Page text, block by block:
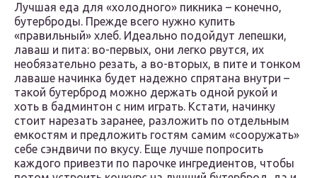
Лучшая еда для «холодного» пикника – конечно,
бутерброды. Прежде всего нужно купить
«правильный» хлеб. Идеально подойдут лепешки,
лаваш и пита: во-первых, они легко рвутся, их
необязательно резать, а во-вторых, в пите и тонком
лаваше начинка будет надежно спрятана внутри –
такой бутерброд можно держать одной рукой и
хоть в бадминтон с ним играть. Кстати, начинку
стоит нарезать заранее, разложить по отдельным
емкостям и предложить гостям самим «сооружать»
себе сэндвичи по вкусу. Еще лучше попросить
каждого привезти по парочке ингредиентов, чтобы